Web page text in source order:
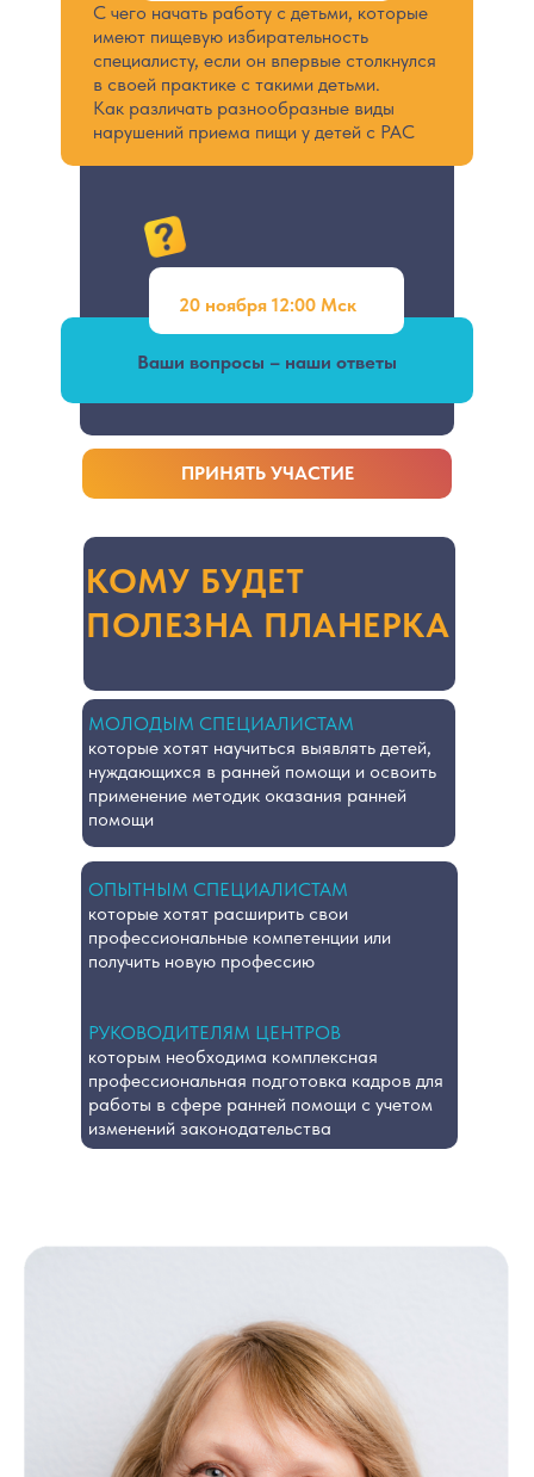
С чего начать работу с детьми, которые
имеют пищевую избирательность
специалисту, если он впервые столкнулся
в своей практике с такими детьми.
Как различать разнообразные виды
нарушений приема пищи у детей с РАС
Ваши вопросы – наши ответы
20 ноября 12:00 Мск
ПРИНЯТЬ УЧАСТИЕ
КОМУ БУДЕТ
ПОЛЕЗНА ПЛАНЕРКА
МОЛОДЫМ СПЕЦИАЛИСТАМ
которые хотят научиться выявлять детей,
нуждающихся в ранней помощи и освоить
применение методик оказания ранней
помощи
ОПЫТНЫМ СПЕЦИАЛИСТАМ
которые хотят расширить свои
профессиональные компетенции или
получить новую профессию
РУКОВОДИТЕЛЯМ ЦЕНТРОВ
которым необходима комплексная
профессиональная подготовка кадров для
работы в сфере ранней помощи с учетом
изменений законодательства